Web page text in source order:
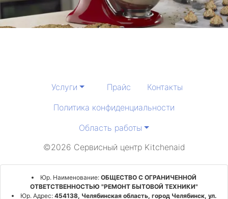
Услуги Прайс
Контакты
Политика конфиденциальности
Область работы
©2026 Сервисный центр Kitchenaid
Юр. Наименование: ОБЩЕСТВО С ОГРАНИЧЕННОЙ
ОТВЕТСТВЕННОСТЬЮ "РЕМОНТ БЫТОВОЙ ТЕХНИКИ"
Юр. Адрес:454138, Челябинская область, город Челябинск, ул.